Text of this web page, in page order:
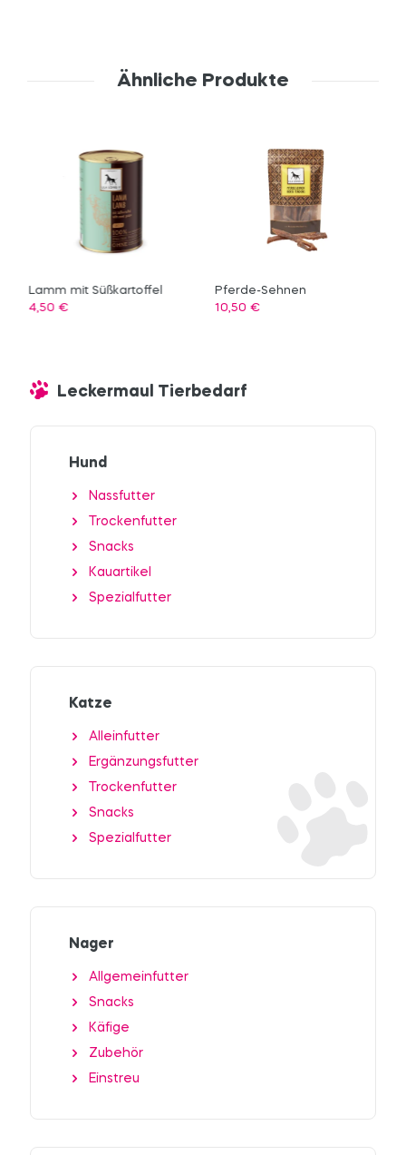
Ähnliche Produkte
Lamm mit Süßkartoffel
4,50 €
Pferde-Sehnen
10,50 €
Leckermaul Tierbedarf
Hund
Nassfutter
Trockenfutter
Snacks
Kauartikel
Spezialfutter
Katze
Alleinfutter
Ergänzungsfutter
Trockenfutter
Snacks
Spezialfutter
Nager
Allgemeinfutter
Snacks
Käfige
Zubehör
Einstreu